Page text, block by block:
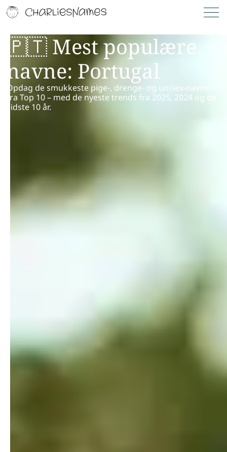
🇵🇹 Mest populære
navne: Portugal
Opdag de smukkeste pige-, drenge- og unisex-navne
fra Top 10 – med de nyeste trends fra 2025, 2024 og de
sidste 10 år.